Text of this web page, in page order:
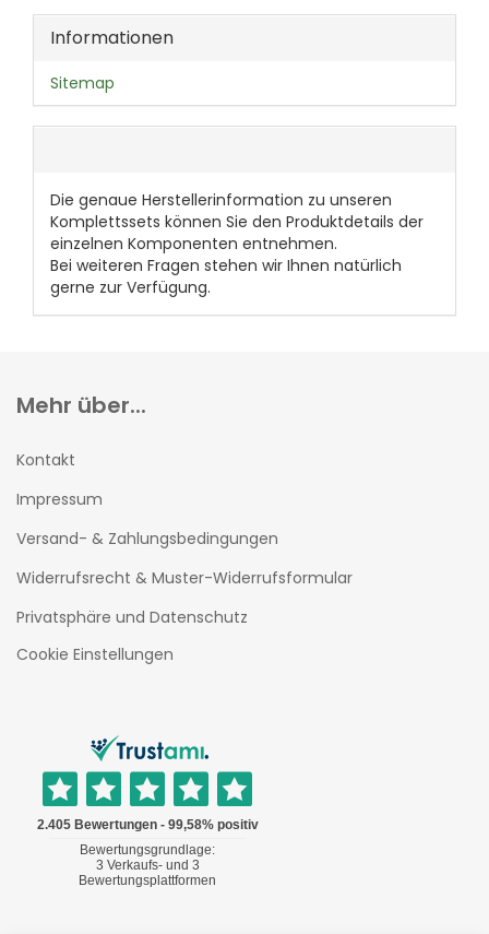
Informationen
Sitemap
Die genaue Herstellerinformation zu unseren
Komplettssets können Sie den Produktdetails der
einzelnen Komponenten entnehmen.
Bei weiteren Fragen stehen wir Ihnen natürlich
gerne zur Verfügung.
Mehr über...
Kontakt
Impressum
Versand- & Zahlungsbedingungen
Widerrufsrecht & Muster-Widerrufsformular
Privatsphäre und Datenschutz
Cookie Einstellungen